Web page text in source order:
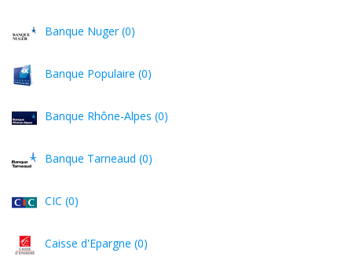
Banque Nuger (0)
Banque Populaire (0)
Banque Rhône-Alpes (0)
Banque Tarneaud (0)
CIC (0)
Caisse d'Epargne (0)